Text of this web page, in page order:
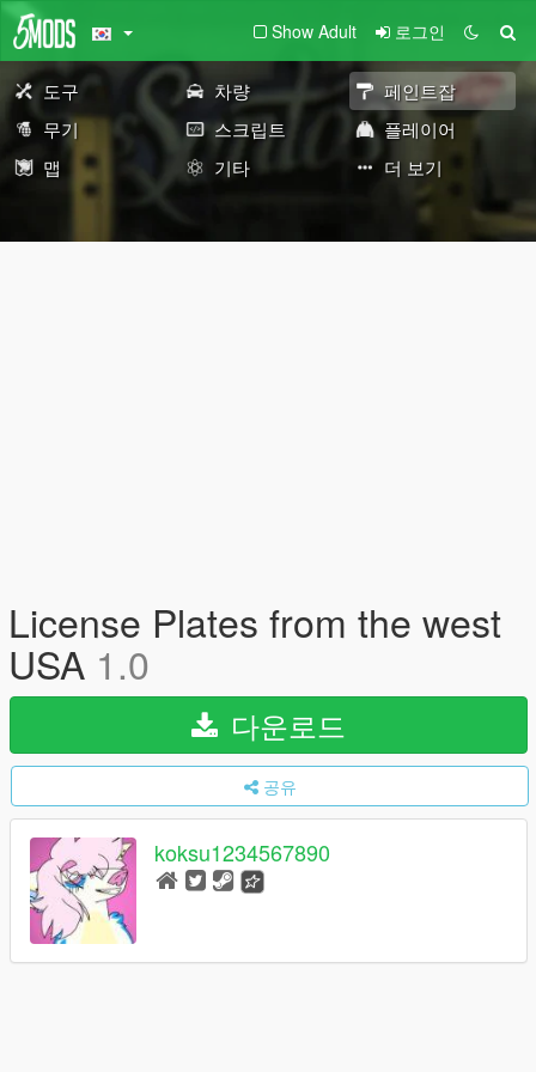
Show Adult 로그인
도구 차량
페인트잡
무기
스크립트
플레이어
맵
기타 더 보기
License Plates from the west
USA 1.0
다운로드
공유
koksu1234567890